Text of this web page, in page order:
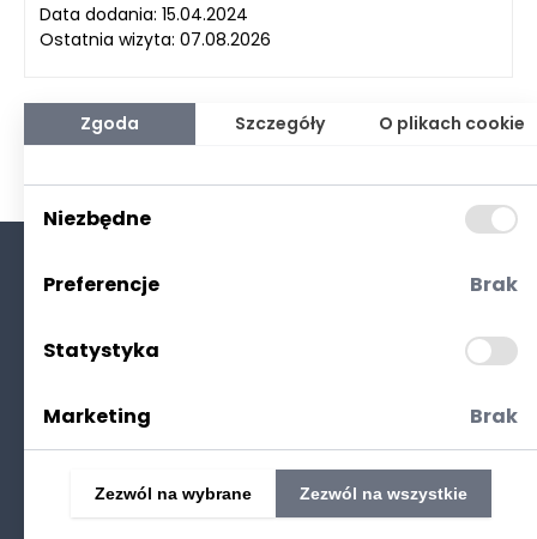
Data dodania: 15.04.2024
Ostatnia wizyta: 07.08.2026
Polityka prywatności
Zgoda Szczegóły O plikach cookie
Niezbędne
Preferencje Brak
Statystyka
Marketing Brak
Zezwól na wybrane Zezwól na wszystkie